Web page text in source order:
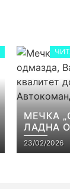
МЕЧКА
ЛАДНА
ВАРДАР
23/02/2026